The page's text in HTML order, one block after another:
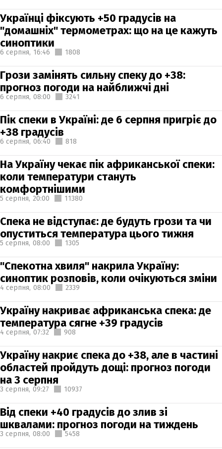
Українці фіксують +50 градусів на
"домашніх" термометрах: що на це кажуть
синоптики
6 серпня, 16:46 1808
Грози замінять сильну спеку до +38:
прогноз погоди на найближчі дні
6 серпня, 08:00 3241
Пік спеки в Україні: де 6 серпня пригріє до
+38 градусів
6 серпня, 06:40 818
На Україну чекає пік африканської спеки:
коли температури стануть
комфортнішими
5 серпня, 20:00 11380
Спека не відступає: де будуть грози та чи
опуститься температура цього тижня
5 серпня, 08:00 1305
"Спекотна хвиля" накрила Україну:
синоптик розповів, коли очікуються зміни
4 серпня, 08:00 2339
Україну накриває африканська спека: де
температура сягне +39 градусів
4 серпня, 07:32 908
Україну накриє спека до +38, але в частині
областей пройдуть дощі: прогноз погоди
на 3 серпня
3 серпня, 09:27 10937
Від спеки +40 градусів до злив зі
шквалами: прогноз погоди на тиждень
3 серпня, 08:00 5458